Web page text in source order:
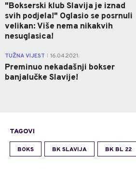
"Bokserski klub Slavija je iznad
svih podjela!" Oglasio se posrnuli
velikan: Više nema nikakvih
nesuglasica!
TUŽNA VIJEST 16.04.2021.
Preminuo nekadašnji bokser
banjalučke Slavije!
TAGOVI
BOKS BK SLAVIJA BK BL 22